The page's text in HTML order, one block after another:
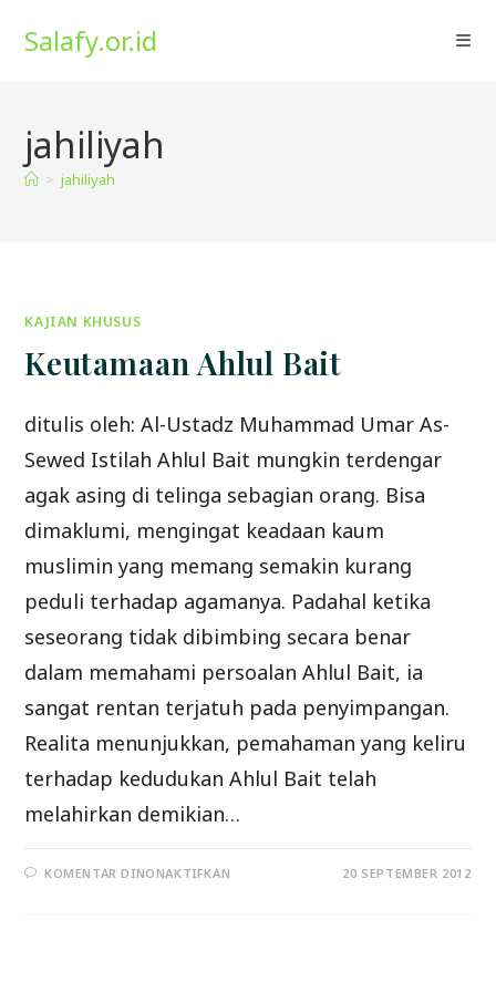
Salafy.or.id
jahiliyah
> jahiliyah
KAJIAN KHUSUS
Keutamaan Ahlul Bait
ditulis oleh: Al-Ustadz Muhammad Umar As-
Sewed Istilah Ahlul Bait mungkin terdengar
agak asing di telinga sebagian orang. Bisa
dimaklumi, mengingat keadaan kaum
muslimin yang memang semakin kurang
peduli terhadap agamanya. Padahal ketika
seseorang tidak dibimbing secara benar
dalam memahami persoalan Ahlul Bait, ia
sangat rentan terjatuh pada penyimpangan.
Realita menunjukkan, pemahaman yang keliru
terhadap kedudukan Ahlul Bait telah
melahirkan demikian…
KOMENTAR DINONAKTIFKAN 20 SEPTEMBER 2012